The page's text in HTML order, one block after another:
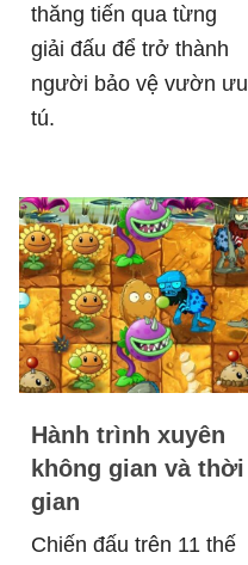
thăng tiến qua từng
giải đấu để trở thành
người bảo vệ vườn ưu
tú.
Hành trình xuyên
không gian và thời
gian
Chiến đấu trên 11 thế